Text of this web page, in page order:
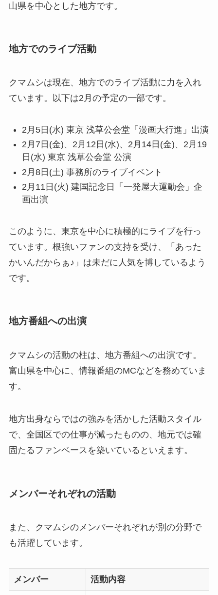
山県を中心とした地方です。
地方でのライブ活動
クマムシは現在、地方でのライブ活動に力を入れ
ています。以下は2月の予定の一部です。
2月5日(水) 東京 浅草公会堂「漫画大行進」出演
2月7日(金)、2月12日(水)、2月14日(金)、2月19
日(水) 東京 浅草公会堂 公演
2月8日(土) 事務所のライブイベント
2月11日(火) 建国記念日「一発屋大運動会」企
画出演
このように、東京を中心に積極的にライブを行っ
ています。根強いファンの支持を受け、「あった
かいんだからぁ♪」は未だに人気を博しているよう
です。
地方番組への出演
クマムシの活動の柱は、地方番組への出演です。
富山県を中心に、情報番組のMCなどを務めていま
す。
地方出身ならではの強みを活かした活動スタイル
で、全国区での仕事が減ったものの、地元では確
固たるファンベースを築いているといえます。
メンバーそれぞれの活動
また、クマムシのメンバーそれぞれが別の分野で
も活躍しています。
メンバー 活動内容